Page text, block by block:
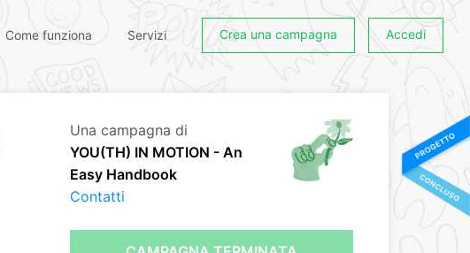
Come funziona Servizi Crea una campagna Accedi
Una campagna di
YOU(TH) IN MOTION - An
Easy Handbook
Contatti